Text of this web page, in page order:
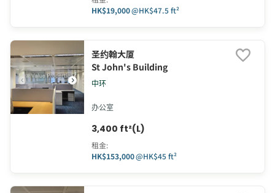
HK$19,000@HK$47.5 ft²
圣约翰大厦
St John's Building
中环
办公室
3,400 ft²(L)
租金:
HK$153,000@HK$45 ft²